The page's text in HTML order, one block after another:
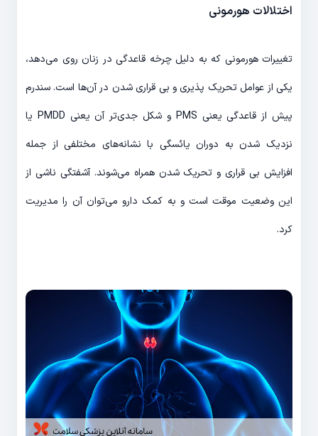
اختلالات هورمونی
تغییرات هورمونی که به دلیل چرخه قاعدگی در زنان روی می‌دهد،
یکی از عوامل تحریک پذیری و بی قراری شدن در آن‌ها است. سندرم
پیش از قاعدگی یعنی PMS و شکل جدی‌تر آن یعنی PMDD یا
نزدیک شدن به دوران یائسگی با نشانه‌های مختلفی از جمله
افزایش بی قراری و تحریک شدن همراه می‌شوند. آشفتگی ناشی از
این وضعیت موقت است و به کمک دارو می‌توان آن را مدیریت
کرد.